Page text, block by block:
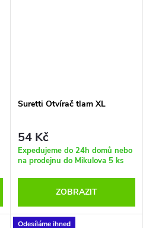
Suretti Otvírač tlam XL
54 Kč
Expedujeme do 24h domů nebo
na prodejnu do Mikulova 5 ks
ZOBRAZIT
Odesíláme ihned